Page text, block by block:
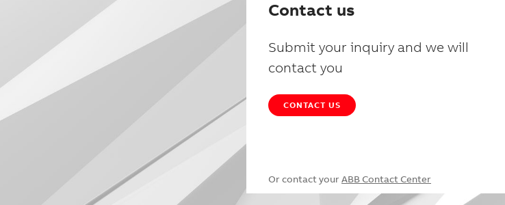
Contact us
Submit your inquiry and we will
contact you
CONTACT US
Or contact your ABB Contact Center